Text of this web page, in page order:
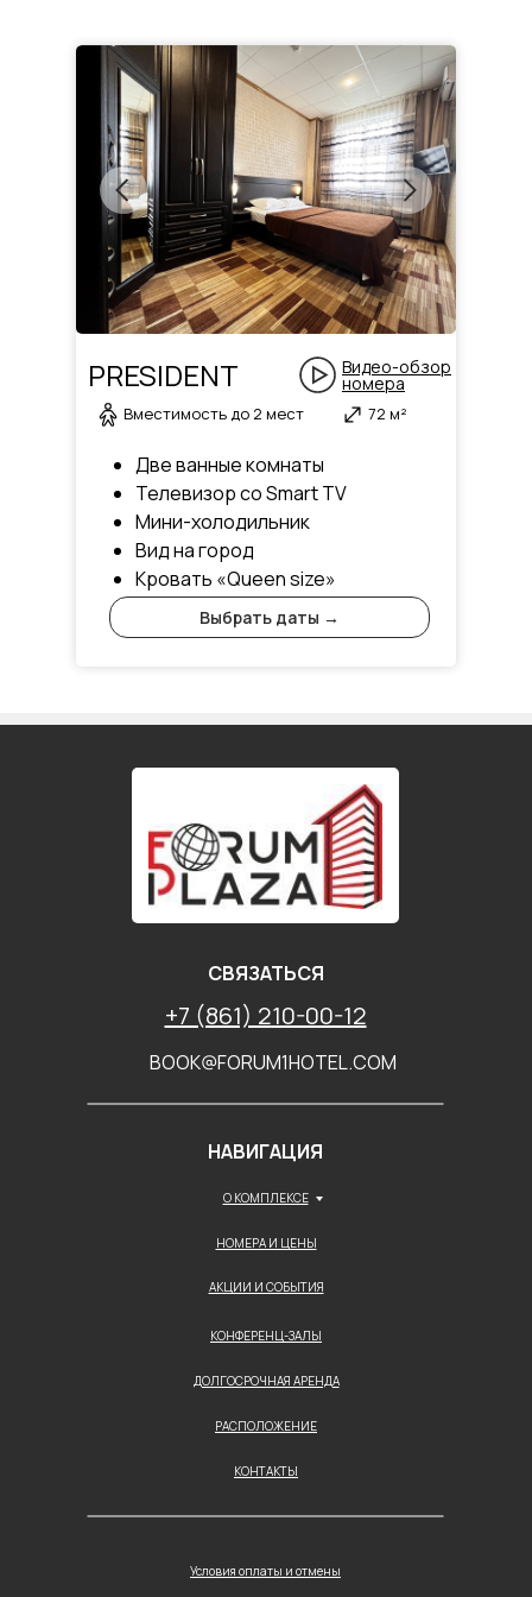
Две ванные комнаты
Телевизор со Smart TV
Мини-холодильник
Вид на город
Кровать «Queen size»
Выбрать даты →
PRESIDENT
72 м²
Вместимость до 2 мест
Видео-обзор
номера
НАВИГАЦИЯ
О КОМПЛЕКСЕ
АКЦИИ И СОБЫТИЯ
НОМЕРА И ЦЕНЫ
КОНТАКТЫ
КОНФЕРЕНЦ-ЗАЛЫ
РАСПОЛОЖЕНИЕ
СВЯЗАТЬСЯ
+7 (861) 210-00-12
BOOK@FORUM1HOTEL.COM
ДОЛГОСРОЧНАЯ АРЕНДА
Условия оплаты и отмены